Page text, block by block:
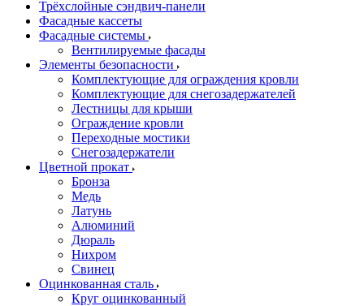
Трёхслойные сэндвич-панели
Фасадные кассеты
Фасадные системы
Вентилируемые фасады
Элементы безопасности
Комплектующие для ограждения кровли
Комплектующие для снегозадержателей
Лестницы для крыши
Ограждение кровли
Переходные мостики
Снегозадержатели
Цветной прокат
Бронза
Медь
Латунь
Алюминий
Дюраль
Нихром
Свинец
Оцинкованная сталь
Круг оцинкованный